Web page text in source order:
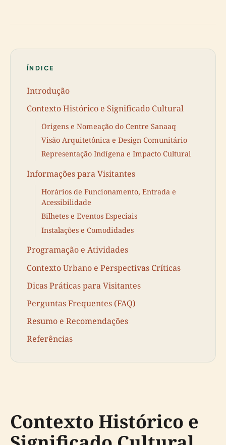
ÍNDICE
Introdução
Contexto Histórico e Significado Cultural
Origens e Nomeação do Centre Sanaaq
Visão Arquitetônica e Design Comunitário
Representação Indígena e Impacto Cultural
Informações para Visitantes
Horários de Funcionamento, Entrada e
Acessibilidade
Bilhetes e Eventos Especiais
Instalações e Comodidades
Programação e Atividades
Contexto Urbano e Perspectivas Críticas
Dicas Práticas para Visitantes
Perguntas Frequentes (FAQ)
Resumo e Recomendações
Referências
Contexto Histórico e